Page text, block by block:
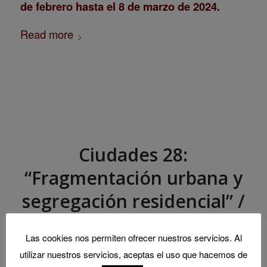
de febrero hasta el 8 de marzo de 2024.
Read more
Ciudades 28:
“Fragmentación urbana y
segregación residencial” /
and residential
Las cookies nos permiten ofrecer nuestros servicios. Al
utilizar nuestros servicios, aceptas el uso que hacemos de